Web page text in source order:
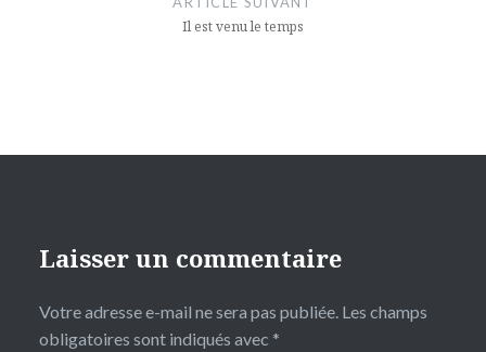
Il est venu le temps
Laisser un commentaire
Votre adresse e-mail ne sera pas publiée. Les champs
obligatoires sont indiqués avec *